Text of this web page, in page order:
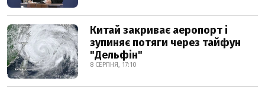
Китай закриває аеропорт і
зупиняє потяги через тайфун
"Дельфін"
8 СЕРПНЯ, 17:10